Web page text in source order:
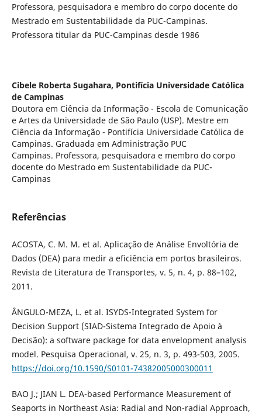
Professora, pesquisadora e membro do corpo docente do
Mestrado em Sustentabilidade da PUC-Campinas.
Professora titular da PUC-Campinas desde 1986
Cibele Roberta Sugahara, Pontifícia Universidade Católica
de Campinas
Doutora em Ciência da Informação - Escola de Comunicação
e Artes da Universidade de São Paulo (USP). Mestre em
Ciência da Informação - Pontifícia Universidade Católica de
Campinas. Graduada em Administração PUC
Campinas. Professora, pesquisadora e membro do corpo
docente do Mestrado em Sustentabilidade da PUC-
Campinas
Referências
ACOSTA, C. M. M. et al. Aplicação de Análise Envoltória de
Dados (DEA) para medir a eficiência em portos brasileiros.
Revista de Literatura de Transportes, v. 5, n. 4, p. 88–102,
2011.
ÂNGULO-MEZA, L. et al. ISYDS-Integrated System for
Decision Support (SIAD-Sistema Integrado de Apoio à
Decisão): a software package for data envelopment analysis
model. Pesquisa Operacional, v. 25, n. 3, p. 493-503, 2005.
https://doi.org/10.1590/S0101-74382005000300011
BAO J.; JIAN L. DEA-based Performance Measurement of
Seaports in Northeast Asia: Radial and Non-radial Approach,